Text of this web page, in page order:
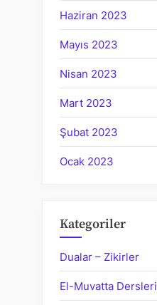
Haziran 2023
Mayıs 2023
Nisan 2023
Mart 2023
Şubat 2023
Ocak 2023
Kategoriler
Dualar – Zikirler
El-Muvatta Dersleri